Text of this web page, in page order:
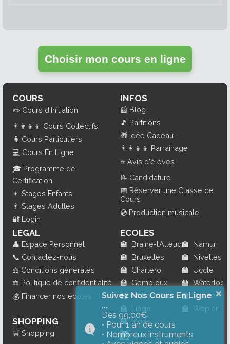
Choisir mon cours en ligne
COURS
✏️ Cours d'Initiation
👨‍👩‍👧‍👦 Cours Collectifs
🧍 Cours Particuliers
💻 Cours En Ligne
🎓 Programme de
Certification
👦 Stages Enfants
👨 Stages Adultes
🔐 Login
INFOS
📰 Blog
🎵 Partitions
🎁 Idée Cadeau
👨‍👩‍👧‍👦 Parrainage
⭐ Avis d'élèves
📝 Candidature
📅 Réserver une Classe de
Cours
💿 Production musicale
LEGAL
👤 Espace Personnel
📞 Contactez-nous
⚖️ Conditions générales
⚖️ Politique de confidentialité
💰 Financer nos écoles
SHOPPING
🛒 Shopping
ECOLES
🏫 Braine-l’Alleud
🏫 Bruxelles
🏫 Charleroi
🏫 Gembloux
🏫 La Louvière
🏫
Liège
🏫 Mons
🏫 Namur
🏫 Nivelles
🏫 Uccle
🏫 Waterloo
🏫
Wavre
🏫
Wépion
×
Suivez Nos Cours En Ligne
...
Dès 99,00€
• Pour 1 an de cours
• Nombreux instruments